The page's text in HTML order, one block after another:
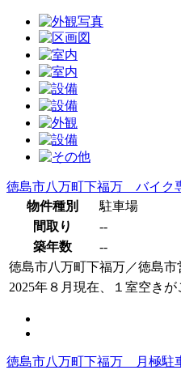
徳島市八万町下福万 バイク
物件種別
駐車場
間取り
--
築年数
--
徳島市八万町下福万／徳島
2025年８月現在、１室空きが
徳島市八万町下福万 月極駐